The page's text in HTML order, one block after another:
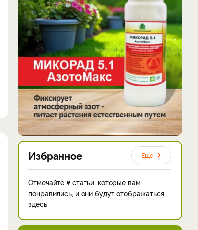
Избранное Еще
Отмечайте ♥ статьи, которые вам
понравились, и они будут отображаться
здесь